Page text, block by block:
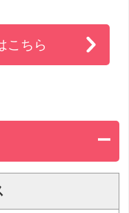
こちら